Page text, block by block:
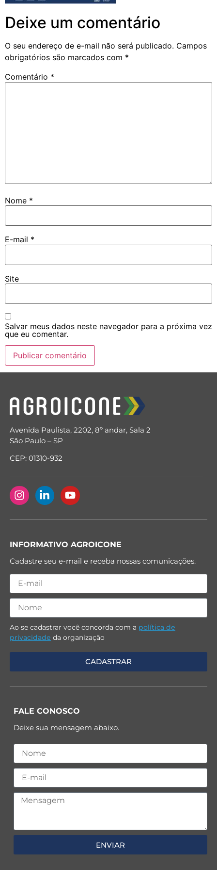
Deixe um comentário
O seu endereço de e-mail não será publicado. Campos
obrigatórios são marcados com *
Comentário *
Nome *
E-mail *
Site
Salvar meus dados neste navegador para a próxima vez
que eu comentar.
Avenida Paulista, 2202, 8º andar, Sala 2
São Paulo – SP
CEP: 01310-932
INFORMATIVO AGROICONE
Cadastre seu e-mail e receba nossas comunicações.
Ao se cadastrar você concorda com a política de
privacidade da organização
FALE CONOSCO
Deixe sua mensagem abaixo.
ENVIAR